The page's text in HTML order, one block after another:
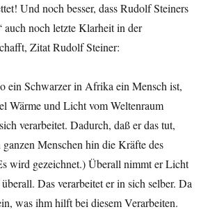
Und noch besser, dass Rudolf Steiners
auch noch letzte Klarheit in der
Zitat Rudolf Steiner:
ein Schwarzer in Afrika ein Mensch ist,
Wärme und Licht vom Weltenraum
verarbeitet. Dadurch, daß er das tut,
Menschen hin die Kräfte des
wird gezeichnet.) Überall nimmt er Licht
Das verarbeitet er in sich selber. Da
was ihm hilft bei diesem Verarbeiten.